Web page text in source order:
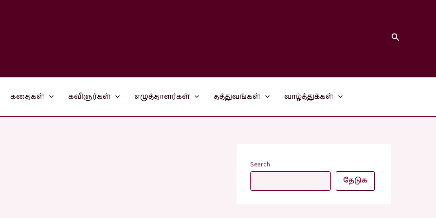
Search
கதைகள் கவிஞர்கள் எழுத்தாளர்கள் தத்துவங்கள் வாழ்த்துக்கள்
Search
தேடுக